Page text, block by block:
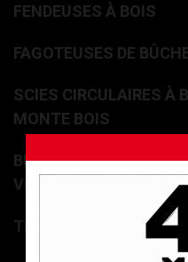
FENDEUSES À BOIS
FAGOTEUSES DE
SCIES CIRCULAIRES À
MONTE BOIS
BROYEURS /
VÉGÉTAUX
TREUILS DE